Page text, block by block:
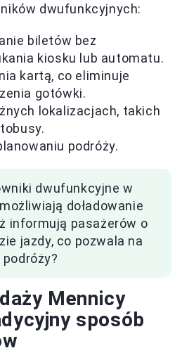
dwufunkcyjnych:
biletów bez
kiosku lub automatu.
kartą, co eliminuje
gotówki.
lokalizacjach, takich
podróży.
dwufunkcyjne w
doładowanie
informują pasażerów o
jazdy, co pozwala na
Mennicy
sposób